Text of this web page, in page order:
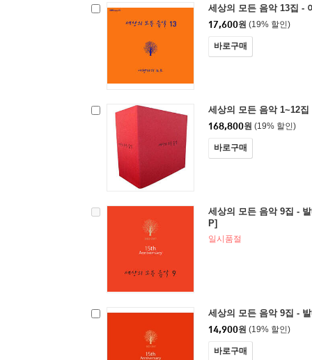
세상의 모든 음악 13집 -
17,600원 (19% 할인)
바로구매
세상의 모든 음악 1~12집
168,800원 (19% 할인)
바로구매
세상의 모든 음악 9집 -
P]
일시품절
세상의 모든 음악 9집 -
14,900원 (19% 할인)
바로구매